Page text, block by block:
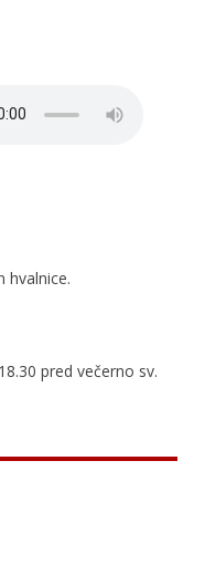
hvalnice.
pred večerno sv.